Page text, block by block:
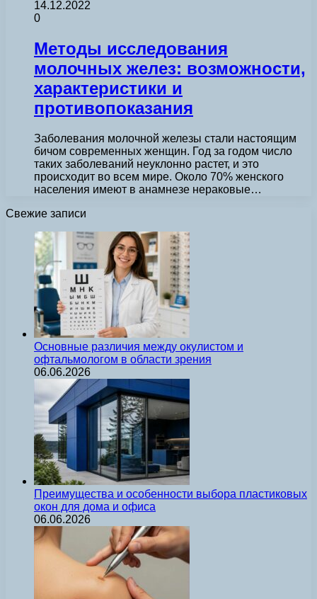
14.12.2022
0
Методы исследования
молочных желез: возможности,
характеристики и
противопоказания
Заболевания молочной железы стали настоящим
бичом современных женщин. Год за годом число
таких заболеваний неуклонно растет, и это
происходит во всем мире. Около 70% женского
населения имеют в анамнезе нераковые…
Свежие записи
Основные различия между окулистом и
офтальмологом в области зрения
06.06.2026
Преимущества и особенности выбора пластиковых
окон для дома и офиса
06.06.2026